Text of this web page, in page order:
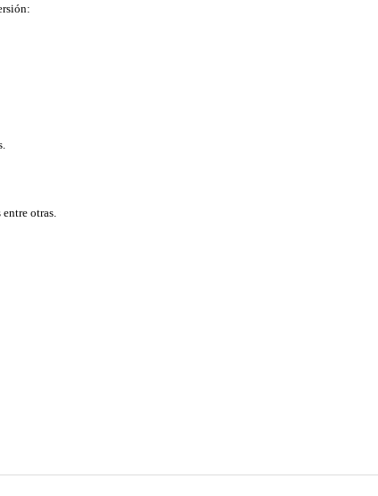
otras.